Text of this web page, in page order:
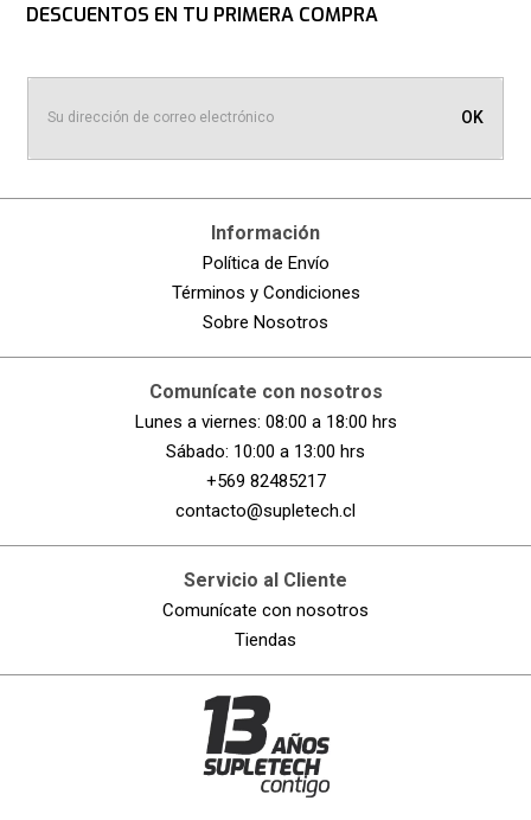
DESCUENTOS EN TU PRIMERA COMPRA
OK
Información
Política de Envío
Términos y Condiciones
Sobre Nosotros
Comunícate con nosotros
Lunes a viernes: 08:00 a 18:00 hrs
Sábado: 10:00 a 13:00 hrs
+569 82485217
contacto@supletech.cl
Servicio al Cliente
Comunícate con nosotros
Tiendas